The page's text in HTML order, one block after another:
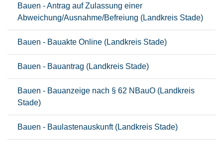
Bauen - Antrag auf Zulassung einer
Abweichung/Ausnahme/Befreiung (Landkreis Stade)
Bauen - Bauakte Online (Landkreis Stade)
Bauen - Bauantrag (Landkreis Stade)
Bauen - Bauanzeige nach § 62 NBauO (Landkreis
Stade)
Bauen - Baulastenauskunft (Landkreis Stade)